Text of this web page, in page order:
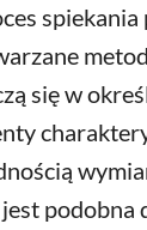
spiekania
się w
podobna